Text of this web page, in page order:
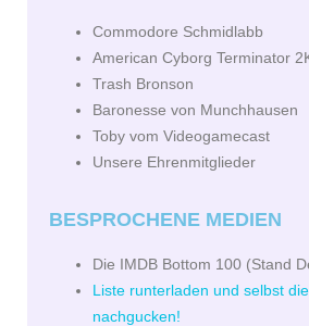
Commodore Schmidlabb
American Cyborg Terminator
Trash Bronson
Baronesse von Munchhausen
Toby vom Videogamecast
Unsere Ehrenmitglieder
BESPROCHENE MEDIEN
Die IMDB Bottom 100 (Stand
Liste runterladen und selbst
nachgucken!